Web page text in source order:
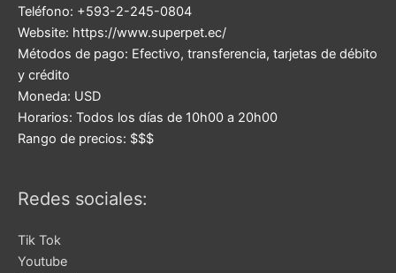
Teléfono: +593-2-245-0804
Website: https://www.superpet.ec/
Métodos de pago: Efectivo, transferencia, tarjetas de débito
y crédito
Moneda: USD
Horarios: Todos los días de 10h00 a 20h00
Rango de precios: $$$
Redes sociales:
Tik Tok
Youtube